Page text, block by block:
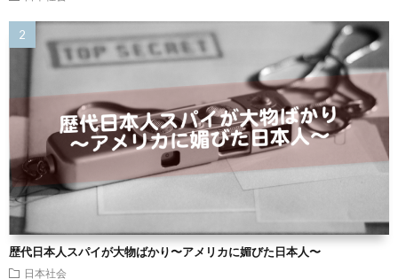
歴代日本人スパイが大物ばかり〜アメリカに媚びた日本人〜
日本社会